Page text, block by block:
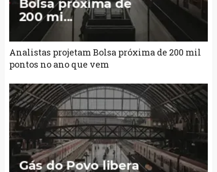
Analistas projetam Bolsa próxima de 200 mil
pontos no ano que vem